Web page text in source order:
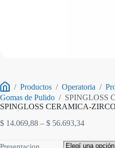
Inicio
/ Productos / Operatoria /
Gomas de Pulido / SPINGLOSS
SPINGLOSS CERAMICA-
$ 14.069,88 – $ 56.693,34Rango
precios:
Presentacion